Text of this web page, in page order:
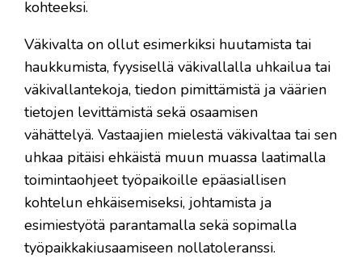
kohteeksi.
Väkivalta on ollut esimerkiksi huutamista tai
haukkumista, fyysisellä väkivallalla uhkailua tai
väkivallantekoja, tiedon pimittämistä ja väärien
tietojen levittämistä sekä osaamisen
vähättelyä. Vastaajien mielestä väkivaltaa tai sen
uhkaa pitäisi ehkäistä muun muassa laatimalla
toimintaohjeet työpaikoille epäasiallisen
kohtelun ehkäisemiseksi, johtamista ja
esimiestyötä parantamalla sekä sopimalla
työpaikkakiusaamiseen nollatoleranssi.